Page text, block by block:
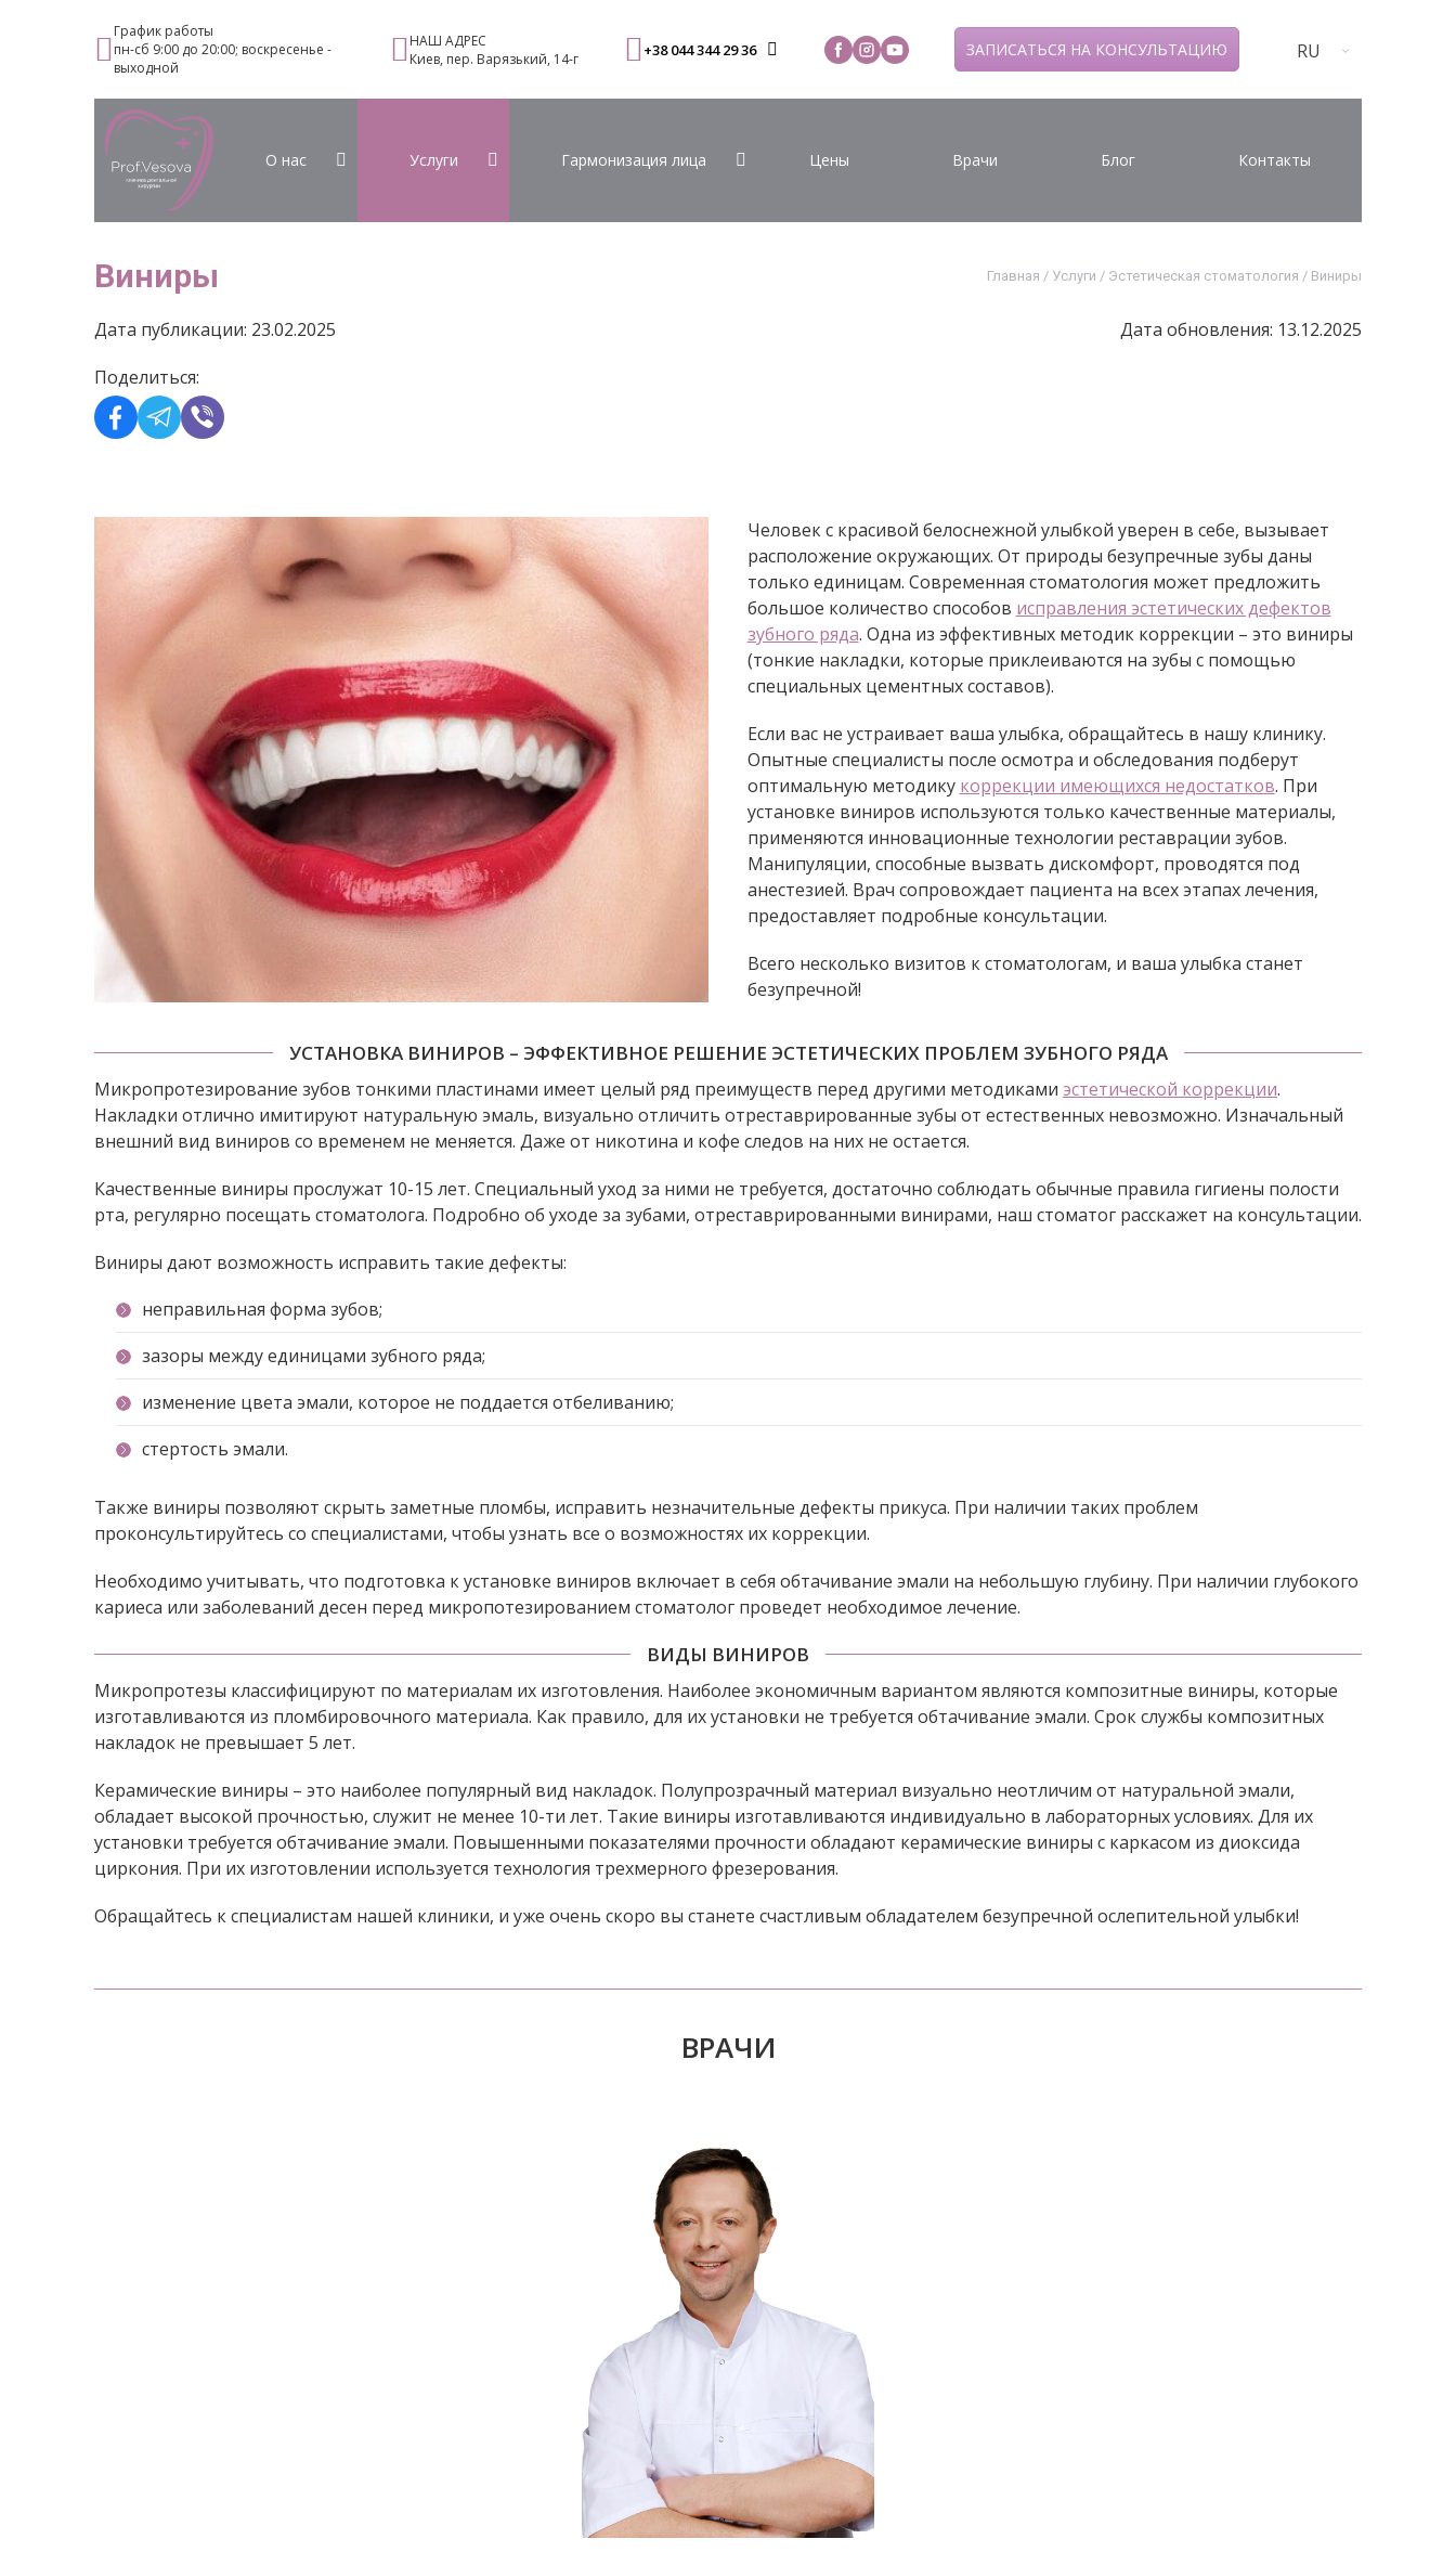
График работы
пн-сб 9:00 до 20:00; воскресенье -
выходной
НАШ АДРЕС
Киев, пер. Варязький, 14-г
+38 044 344 29 36 ЗАПИСАТЬСЯ НА КОНСУЛЬТАЦИЮ RU
О нас Услуги Гармонизация лица Цены Врачи Блог Контакты
Виниры Главная / Услуги / Эстетическая стоматология / Виниры
Дата публикации: 23.02.2025
Дата обновления: 13.12.2025
Поделиться:
Человек с красивой белоснежной улыбкой уверен в себе, вызывает
расположение окружающих. От природы безупречные зубы даны
только единицам. Современная стоматология может предложить
большое количество способов исправления эстетических дефектов
зубного ряда. Одна из эффективных методик коррекции – это виниры
(тонкие накладки, которые приклеиваются на зубы с помощью
специальных цементных составов).
Если вас не устраивает ваша улыбка, обращайтесь в нашу клинику.
Опытные специалисты после осмотра и обследования подберут
оптимальную методику коррекции имеющихся недостатков. При
установке виниров используются только качественные материалы,
применяются инновационные технологии реставрации зубов.
Манипуляции, способные вызвать дискомфорт, проводятся под
анестезией. Врач сопровождает пациента на всех этапах лечения,
предоставляет подробные консультации.
Всего несколько визитов к стоматологам, и ваша улыбка станет
безупречной!
УСТАНОВКА ВИНИРОВ – ЭФФЕКТИВНОЕ РЕШЕНИЕ ЭСТЕТИЧЕСКИХ ПРОБЛЕМ ЗУБНОГО РЯДА
Микропротезирование зубов тонкими пластинами имеет целый ряд преимуществ перед другими методиками эстетической коррекции.
Накладки отлично имитируют натуральную эмаль, визуально отличить отреставрированные зубы от естественных невозможно. Изначальный
внешний вид виниров со временем не меняется. Даже от никотина и кофе следов на них не остается.
Качественные виниры прослужат 10-15 лет. Специальный уход за ними не требуется, достаточно соблюдать обычные правила гигиены полости
рта, регулярно посещать стоматолога. Подробно об уходе за зубами, отреставрированными винирами, наш стоматог расскажет на консультации.
Виниры дают возможность исправить такие дефекты:
неправильная форма зубов;
зазоры между единицами зубного ряда;
изменение цвета эмали, которое не поддается отбеливанию;
стертость эмали.
Также виниры позволяют скрыть заметные пломбы, исправить незначительные дефекты прикуса. При наличии таких проблем
проконсультируйтесь со специалистами, чтобы узнать все о возможностях их коррекции.
Необходимо учитывать, что подготовка к установке виниров включает в себя обтачивание эмали на небольшую глубину. При наличии глубокого
кариеса или заболеваний десен перед микропотезированием стоматолог проведет необходимое лечение.
ВИДЫ ВИНИРОВ
Микропротезы классифицируют по материалам их изготовления. Наиболее экономичным вариантом являются композитные виниры, которые
изготавливаются из пломбировочного материала. Как правило, для их установки не требуется обтачивание эмали. Срок службы композитных
накладок не превышает 5 лет.
Керамические виниры – это наиболее популярный вид накладок. Полупрозрачный материал визуально неотличим от натуральной эмали,
обладает высокой прочностью, служит не менее 10-ти лет. Такие виниры изготавливаются индивидуально в лабораторных условиях. Для их
установки требуется обтачивание эмали. Повышенными показателями прочности обладают керамические виниры с каркасом из диоксида
циркония. При их изготовлении используется технология трехмерного фрезерования.
Обращайтесь к специалистам нашей клиники, и уже очень скоро вы станете счастливым обладателем безупречной ослепительной улыбки!
ВРАЧИ